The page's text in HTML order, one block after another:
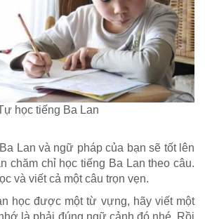
học tiếng Ba Lan
Lan và ngữ pháp của bạn sẽ tốt lên
chăm chỉ học tiếng Ba Lan theo câu.
và viết cả một câu trọn vẹn.
học được một từ vựng, hãy viết một
là phải đúng ngữ cảnh đó nhé. Rồi